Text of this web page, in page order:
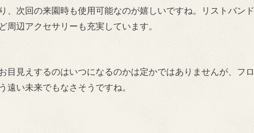
、次回の来園時も使用可能なのが嬉しいですね。リストバンド
周辺アクセサリーも充実しています。
目見えするのはいつになるのかは定かではありませんが、フロ
遠い未来でもなさそうですね。